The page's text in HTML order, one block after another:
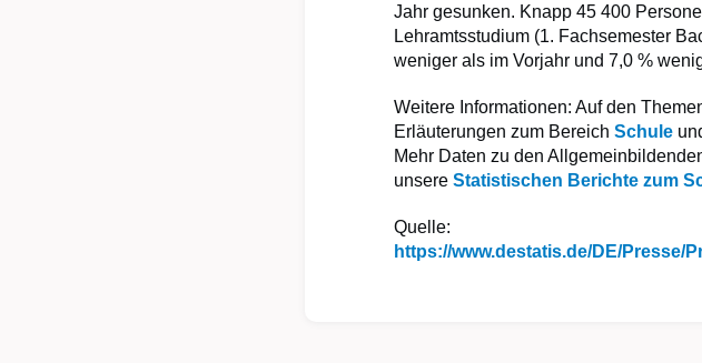
Jahr gesunken. Knapp 45 400
Lehramtsstudium (1. Fachsemester
weniger als im Vorjahr und 7,0 %
Weitere Informationen: Auf den
Erläuterungen zum Bereich Schule
Mehr Daten zu den
unsere Statistischen Berichte zum
Quelle:
https://www.destatis.de/DE/Presse/